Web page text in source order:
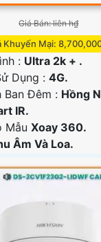
Giá Bán: liên h₫
Khuyến Mại:
: Ultra 2k + .
Dụng : 4G.
Ban Đêm : Hồng
IR.
Mẫu Xoay 360.
Âm Và Loa.